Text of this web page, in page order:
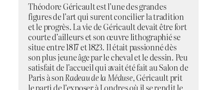
Théodore Géricault est l’une des grandes
figures de l’art qui surent concilier la tradition
et le progrès. La vie de Géricault devait être fort
courte d’ailleurs et son œuvre lithographié se
situe entre 1817 et 1823. Il était passionné dès
son plus jeune âge par le cheval et le dessin. Peu
satisfait de l’accueil qui avait été fait au Salon de
Paris à sonRadeau de la Méduse, Géricault prit
le parti de l’exposer à Londres où il se rendit le